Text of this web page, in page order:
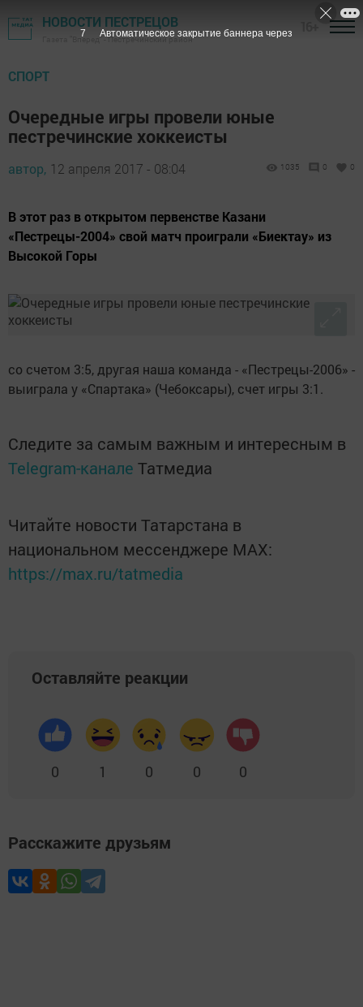
НОВОСТИ ПЕСТРЕЦОВ
Газета "Вперед" - Пестречинский район
СПОРТ
Очередные игры провели юные
пестречинские хоккеисты
автор, 12 апреля 2017 - 08:04 1035 0 0
В этот раз в открытом первенстве Казани
«Пестрецы-2004» свой матч проиграли «Биектау» из
Высокой Горы
со счетом 3:5, другая наша команда - «Пестрецы-2006» -
выиграла у «Спартака» (Чебоксары), счет игры 3:1.
Следите за самым важным и интересным в
Telegram-канале Татмедиа
Читайте новости Татарстана в
национальном мессенджере MАХ:
https://max.ru/tatmedia
Оставляйте реакции
0 1 0 0 0
Расскажите друзьям
6 Автоматическое закрытие баннера через